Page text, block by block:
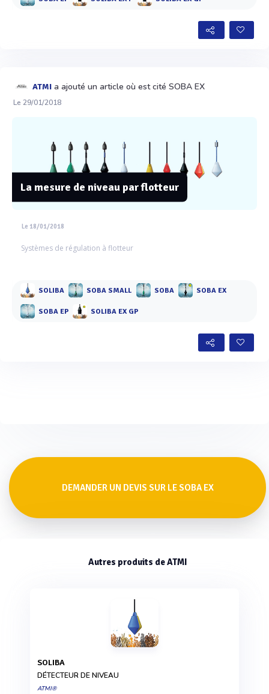
ATMI a ajouté un article où est cité SOBA EX
Le 29/01/2018
La mesure de niveau par flotteur
Le 18/01/2018
Systèmes de régulation à flotteur
SOLIBA SOBA SMALL SOBA SOBA EX
SOBA EP SOLIBA EX GP
DEMANDER UN DEVIS SUR LE SOBA EX
Autres produits de ATMI
SOLIBA
DÉTECTEUR DE NIVEAU
ATMI®